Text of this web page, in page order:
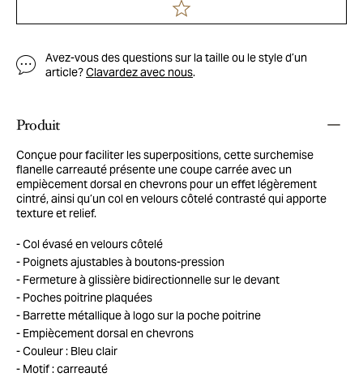
Avez-vous des questions sur la taille ou le style d’un
article?Clavardez avec nous.
Produit
Conçue pour faciliter les superpositions, cette surchemise
flanelle carreauté présente une coupe carrée avec un
empiècement dorsal en chevrons pour un effet légèrement
cintré, ainsi qu’un col en velours côtelé contrasté qui apporte
texture et relief.
Col évasé en velours côtelé
Poignets ajustables à boutons-pression
Fermeture à glissière bidirectionnelle sur le devant
Poches poitrine plaquées
Barrette métallique à logo sur la poche poitrine
Empiècement dorsal en chevrons
Couleur : Bleu clair
Motif : carreauté